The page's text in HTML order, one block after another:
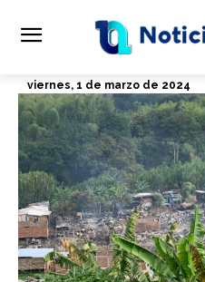
viernes, 1 de marzo de 2024